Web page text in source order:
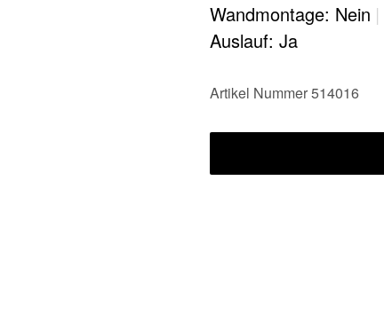
Wandmontage: Nein |
Auslauf: Ja
Artikel Nummer 514016